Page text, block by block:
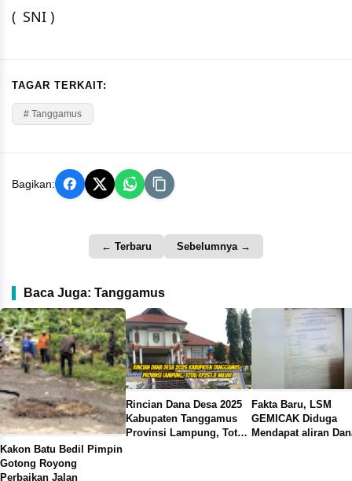
( SNI )
TAGAR TERKAIT:
# Tanggamus
Bagikan:
← Terbaru Sebelumnya →
Baca Juga: Tanggamus
Fakta Baru, LSM
GEMICAK Diduga
Mendapat aliran Dana
Rp60 juta dari ketua
APDESI Kecamatan
Ulubelu Kabupaten
DPK APDESI
Ulubelu Kabupaten
Tanggamus